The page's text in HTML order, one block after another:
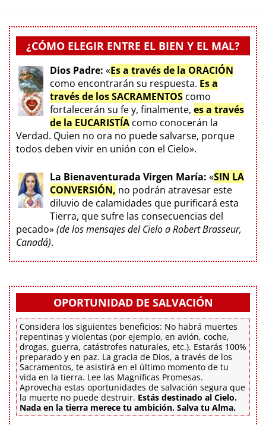
¿CÓMO ELEGIR ENTRE EL BIEN Y EL MAL?
Dios Padre: «Es a través de la ORACIÓN
como encontrarán su respuesta. Es a
través de los SACRAMENTOS como
fortalecerán su fe y, finalmente, es a través
de la EUCARISTÍA como conocerán la
Verdad. Quien no ora no puede salvarse, porque
todos deben vivir en unión con el Cielo».
La Bienaventurada Virgen María: «SIN LA
CONVERSIÓN, no podrán atravesar este
diluvio de calamidades que purificará esta
Tierra, que sufre las consecuencias del
pecado»(de los mensajes del Cielo a Robert Brasseur,
Canadá).
OPORTUNIDAD DE SALVACIÓN
Considera los siguientes beneficios: No habrá muertes
repentinas y violentas (por ejemplo, en avión, coche,
drogas, guerra, catástrofes naturales, etc.). Estarás 100%
preparado y en paz. La gracia de Dios, a través de los
Sacramentos, te asistirá en el último momento de tu
vida en la tierra. Lee las Magníficas Promesas.
Aprovecha estas oportunidades de salvación segura que
la muerte no puede destruir. Estás destinado al Cielo.
Nada en la tierra merece tu ambición. Salva tu Alma.